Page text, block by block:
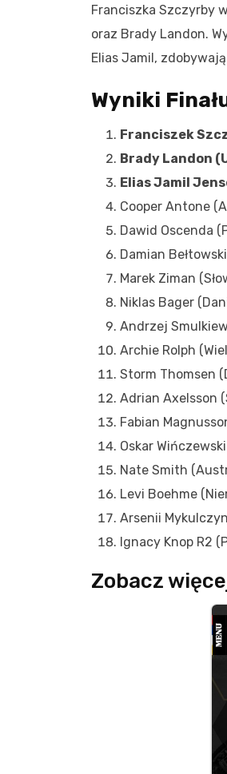
Franciszka Szczyrby
oraz Brady Landon.
Elias Jamil,
Wyniki
Franciszek
Brady Landon
Elias Jamil
Cooper Antone
Dawid Oscenda
Damian
Marek Ziman
Niklas Bager
Andrzej
Archie Rolph
Storm Thomsen
Adrian Axelsson
Fabian
Oskar
Nate Smith
Levi Boehme
Arsenii
Ignacy Knop R2
Zobacz